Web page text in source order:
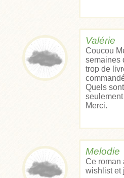
Valérie
Coucou
semaines
trop de
Quels
Merci.
Melodie
Ce roman
wishlist et